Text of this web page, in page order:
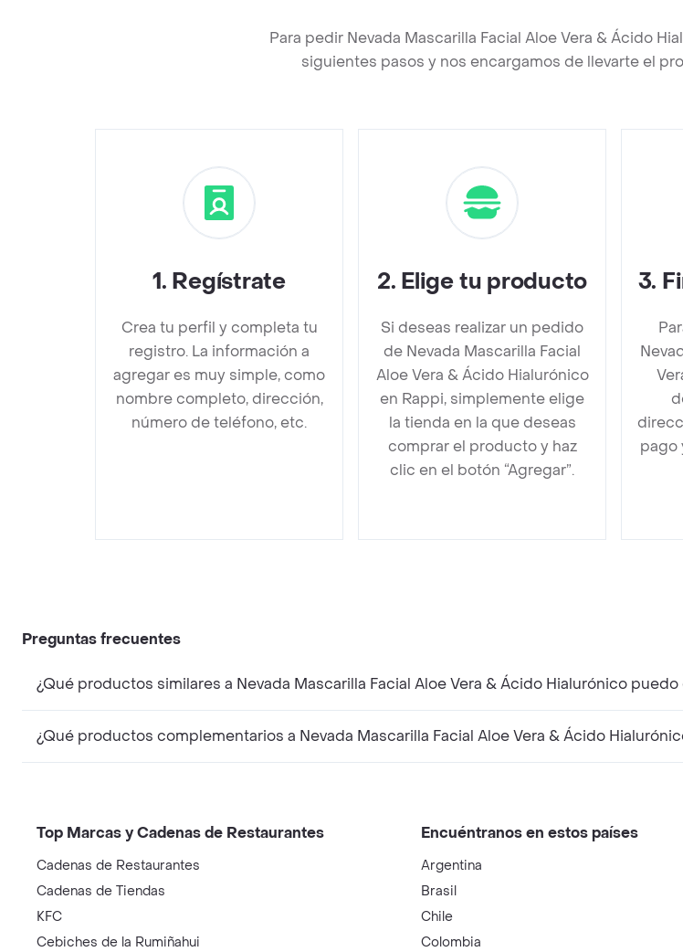
Para pedir Nevada Mascarilla Facial Aloe Vera & Ácido
siguientes pasos y nos encargamos de llevarte el
1. Regístrate
Crea tu perfil y completa tu
registro. La información a
agregar es muy simple, como
nombre completo, dirección,
número de teléfono, etc.
2. Elige tu producto
Si deseas realizar un pedido
de Nevada Mascarilla Facial
Aloe Vera & Ácido Hialurónico
en Rappi, simplemente elige
la tienda en la que deseas
comprar el producto y haz
clic en el botón “Agregar”.
3.
pago
Preguntas frecuentes
¿Qué productos similares a Nevada Mascarilla Facial Aloe Vera & Ácido Hialurónico
¿Qué productos complementarios a Nevada Mascarilla Facial Aloe Vera & Ácido
Top Marcas y Cadenas de Restaurantes
Cadenas de Restaurantes
Cadenas de Tiendas
KFC
Cebiches de la Rumiñahui
Encuéntranos en estos países
Argentina
Brasil
Chile
Colombia